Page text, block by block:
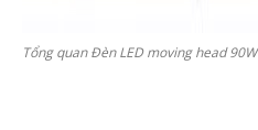
Tổng quan Đèn LED moving head 90W